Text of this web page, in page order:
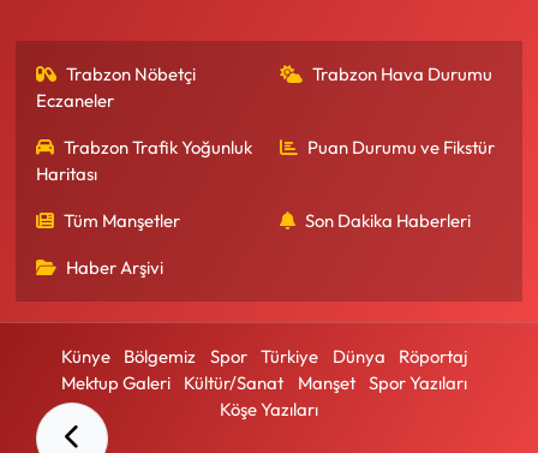
Trabzon Nöbetçi
Eczaneler
Trabzon Hava Durumu
Trabzon Trafik Yoğunluk
Haritası
Puan Durumu ve Fikstür
Tüm Manşetler Son Dakika Haberleri
Haber Arşivi
Künye Bölgemiz Spor Türkiye Dünya
Röportaj
Mektup Galeri
Kültür/Sanat Manşet
Spor Yazıları
Köşe Yazıları